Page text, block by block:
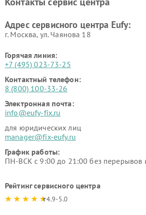
Адрес сервисного центра Eufy:
г. Москва, ул. Чаянова 18
Горячая линия:
+7 (495) 023-73-25
Контактный телефон:
8 (800) 100-33-26
Электронная почта:
info@eufy-fix.ru
для юридических лиц
manager@fix-eufy.ru
График работы:
ПН-ВСК с 9:00 до 21:00 без перерывов
Рейтинг сервисного центра
4.9-5.0